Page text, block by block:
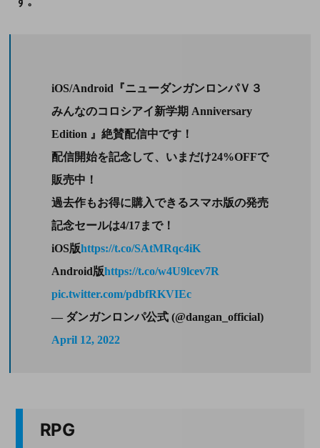
iOS/Android『ニューダンガンロンパＶ３
みんなのコロシアイ新学期 Anniversary
Edition 』絶賛配信中です！
配信開始を記念して、いまだけ24%OFFで
販売中！
過去作もお得に購入できるスマホ版の発売
記念セールは4/17まで！
iOS版https://t.co/SAtMRqc4iK
Android版https://t.co/w4U9lcev7R
pic.twitter.com/pdbfRKVIEc
— ダンガンロンパ公式 (@dangan_official)
April 12, 2022
RPG